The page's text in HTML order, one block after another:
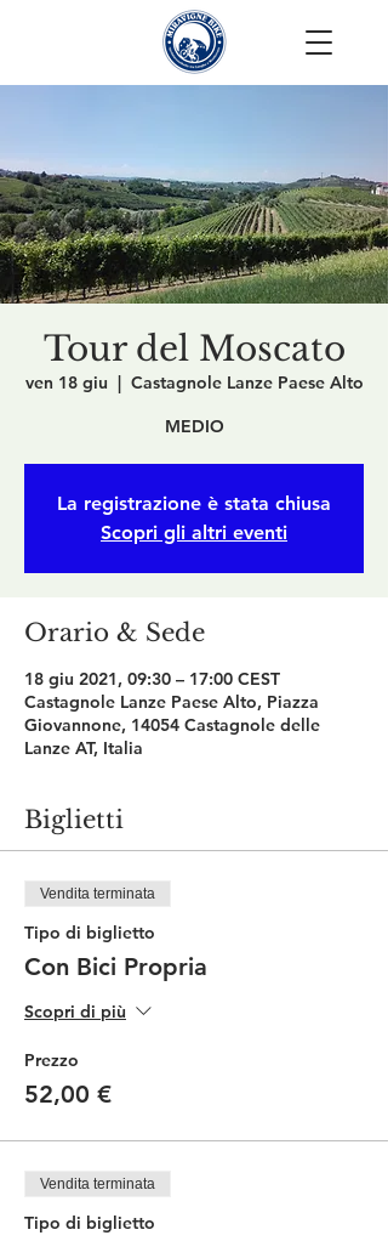
Tour del Moscato
ven 18 giu
  |
Castagnole Lanze Paese Alto
MEDIO
La registrazione è stata chiusa
Scopri gli altri eventi
Orario & Sede
18 giu 2021, 09:30 – 17:00 CEST
Castagnole Lanze Paese Alto, Piazza
Giovannone, 14054 Castagnole delle
Lanze AT, Italia
Biglietti
Vendita terminata
Tipo di biglietto
Con Bici Propria
Scopri di più
Prezzo
52,00 €
Vendita terminata
Tipo di biglietto